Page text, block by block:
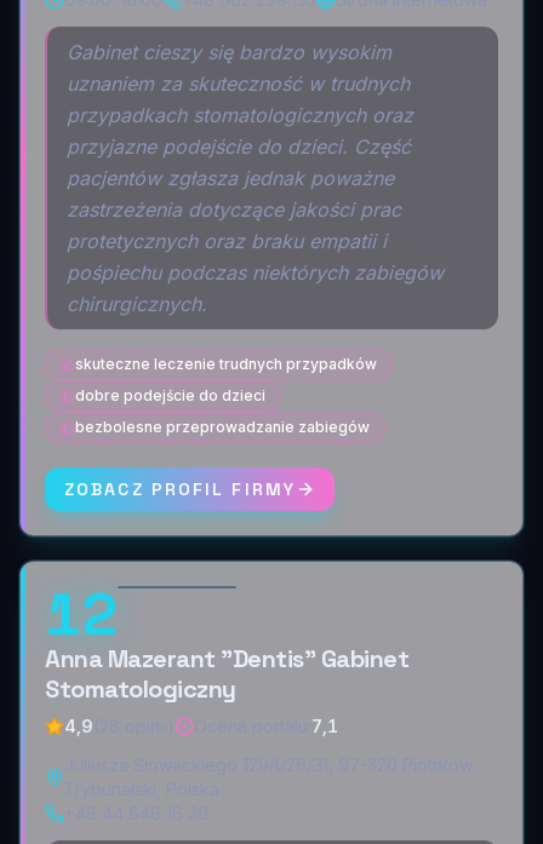
Gabinet cieszy się bardzo wysokim
uznaniem za skuteczność w trudnych
przypadkach stomatologicznych oraz
przyjazne podejście do dzieci. Część
pacjentów zgłasza jednak poważne
zastrzeżenia dotyczące jakości prac
protetycznych oraz braku empatii i
pośpiechu podczas niektórych zabiegów
chirurgicznych.
skuteczne leczenie trudnych przypadków
dobre podejście do dzieci
bezbolesne przeprowadzanie zabiegów
ZOBACZ PROFIL FIRMY
12
Anna Mazerant "Dentis" Gabinet
Stomatologiczny
4,9
7,1